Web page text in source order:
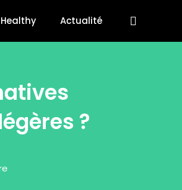
Healthy Actualité
?